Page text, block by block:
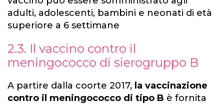
adulti, adolescenti, bambini e neonati di età
superiore a 6 settimane
2.3. Il vaccino contro il
meningococco di sierogruppo B
A partire dalla coorte 2017, la vaccinazione
contro il meningococco di tipo B è fornita